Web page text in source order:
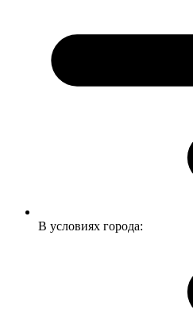
В условиях города: